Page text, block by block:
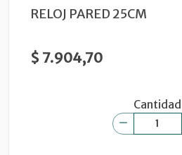
RELOJ PARED 25CM
$ 7.904,70
Cantidad